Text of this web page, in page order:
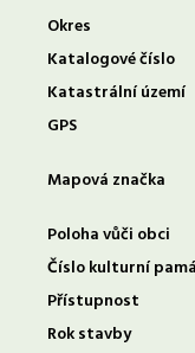
Okres
Katalogové číslo
Katastrální území
GPS
Mapová značka
Poloha vůči obci
Číslo kulturní
Přístupnost
Rok stavby